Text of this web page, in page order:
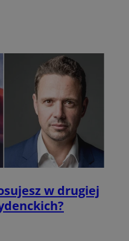
w drugiej